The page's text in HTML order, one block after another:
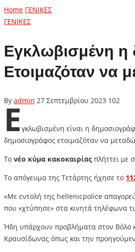
Home ΓΕΝΙΚΕΣ
ΓΕΝΙΚΕΣ
Εγκλωβισμένη η
Ετοιμαζόταν να
By admin 27 Σεπτεμβρίου 2023 102
Ε γκλωβισμένη είναι η
δημοσιογράφος ετοιμαζόταν να
Το νέο κύμα κακοκαιρίας πλήττει με
Το απόγευμα της Τετάρτης ήχησε το
«Με εντολή της hellenicpolice
που «χτύπησε» στα κινητά τηλέφωνα
Ήδη υπάρχουν προβλήματα στον Βόλο
Κραυσίδωνας όπως και την